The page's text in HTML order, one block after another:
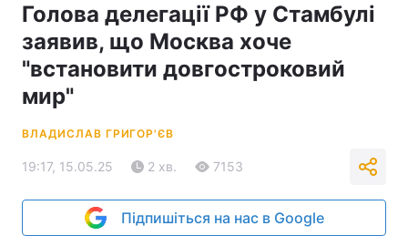
Голова делегації РФ у Стамбулі
заявив, що Москва хоче
"встановити довгостроковий
мир"
ВЛАДИСЛАВ ГРИГОР'ЄВ
19:17, 15.05.25 2 хв. 7153
Підпишіться на нас в Google